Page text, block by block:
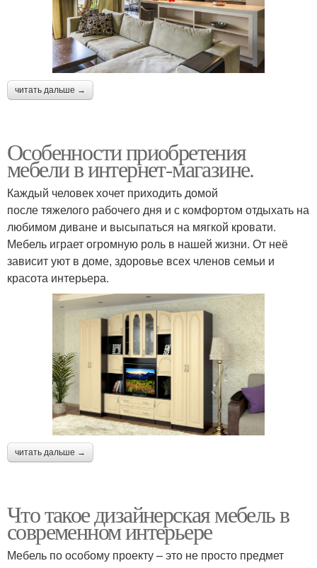
читать дальше →
Особенности приобретения
мебели в интернет-магазине.
Каждый человек хочет приходить домой
после тяжелого рабочего дня и с комфортом отдыхать на
любимом диване и высыпаться на мягкой кровати.
Мебель играет огромную роль в нашей жизни. От неё
зависит уют в доме, здоровье всех членов семьи и
красота интерьера.
читать дальше →
Что такое дизайнерская мебель в
современном интерьере
Мебель по особому проекту – это не просто предмет